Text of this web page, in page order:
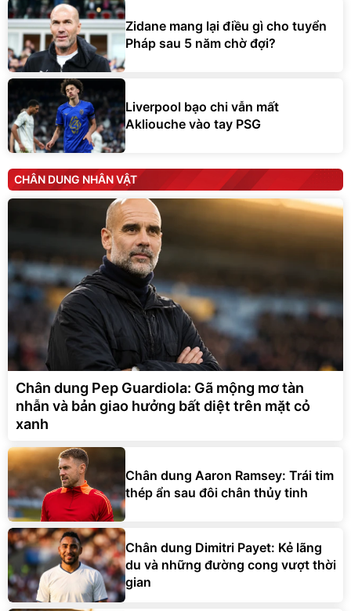
Zidane mang lại điều gì cho tuyển
Pháp sau 5 năm chờ đợi?
Liverpool bạo chi vẫn mất
Akliouche vào tay PSG
CHÂN DUNG NHÂN VẬT
Chân dung Pep Guardiola: Gã mộng mơ tàn
nhẫn và bản giao hưởng bất diệt trên mặt cỏ
xanh
Chân dung Aaron Ramsey: Trái tim
thép ẩn sau đôi chân thủy tinh
Chân dung Dimitri Payet: Kẻ lãng
du và những đường cong vượt thời
gian